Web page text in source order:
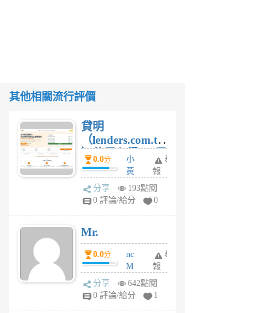
其他相關流行評價
貸明
（lenders.com.tw
）使用心得 — 民
間貸款比較平台
體驗
0.0分
小
黃
蜂
1
舉
報
分享
193點閱
0 評論/給分
0
Mr.
0.0分
nc
M
U
F
舉
報
分享
642點閱
0 評論/給分
1